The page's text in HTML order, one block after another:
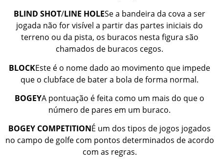
BLIND SHOT/LINE HOLESe a bandeira da cova a ser
jogada não for visível a partir das partes iniciais do
terreno ou da pista, os buracos nesta figura são
chamados de buracos cegos.
BLOCKEste é o nome dado ao movimento que impede
que o clubface de bater a bola de forma normal.
BOGEYA pontuação é feita como um mais do que o
número de pares em um buraco.
BOGEY COMPETITIONÉ um dos tipos de jogos jogados
no campo de golfe com pontos determinados de acordo
com as regras.